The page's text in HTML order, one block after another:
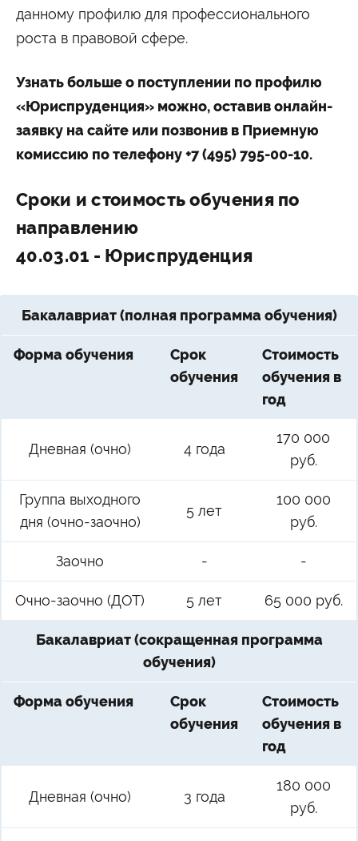
данному профилю для профессионального
роста в правовой сфере.
Узнать больше о поступлении по профилю
«Юриспруденция» можно, оставив онлайн-
заявку на сайте или позвонив в Приемную
комиссию по телефону +7 (495) 795-00-10.
Сроки и стоимость обучения по
направлению
40.03.01 - Юриспруденция
Бакалавриат (полная программа обучения)
Форма обучения
Срок
обучения
Стоимость
обучения в
год
Дневная (очно) 4 года
170 000
руб.
Группа выходного
дня (очно-заочно)
5 лет
100 000
руб.
Заочно - -
Очно-заочно (ДОТ) 5 лет 65 000 руб.
Бакалавриат (сокращенная программа
обучения)
Форма обучения
Срок
обучения
Стоимость
обучения в
год
Дневная (очно) 3 года
180 000
руб.